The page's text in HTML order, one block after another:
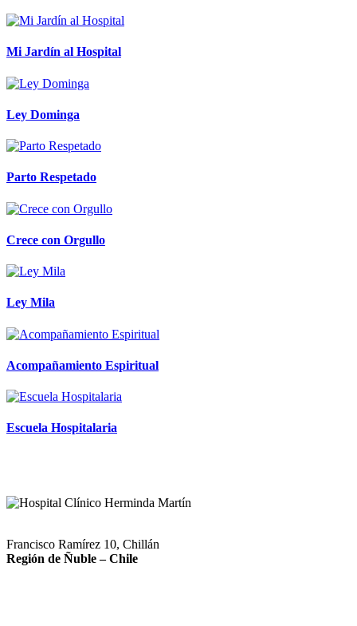
Mi Jardín al Hospital
Ley Dominga
Parto Respetado
Crece con Orgullo
Ley Mila
Acompañamiento Espiritual
Escuela Hospitalaria
Francisco Ramírez 10, Chillán
Región de Ñuble – Chile